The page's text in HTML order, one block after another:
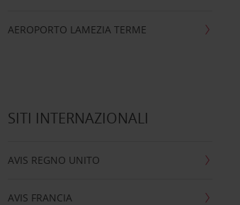
AEROPORTO LAMEZIA TERME
SITI INTERNAZIONALI
AVIS REGNO UNITO
AVIS FRANCIA